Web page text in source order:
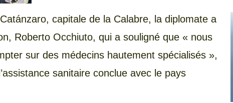
capitale de la Calabre, la diplomate a
Roberto Occhiuto, qui a souligné que « nous
sur des médecins hautement spécialisés »,
sanitaire conclue avec le pays